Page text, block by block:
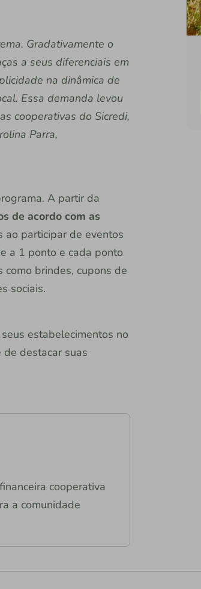
Gradativamente o
a seus diferenciais em
na dinâmica de
Essa demanda levou
cooperativas do Sicredi,
Parra,
A partir da
de acordo com as
ao participar de eventos
a 1 ponto e cada ponto
brindes, cupons de
sociais.
estabelecimentos no
destacar suas
cooperativa
a comunidade